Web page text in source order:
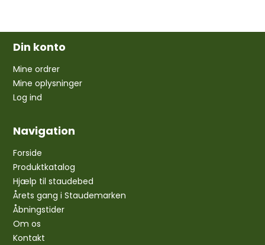
Din konto
Mine ordrer
Mine oplysninger
Log ind
Navigation
Forside
Produktkatalog
Hjælp til staudebed
Årets gang i Staudemarken
Åbningstider
Om os
Kontakt